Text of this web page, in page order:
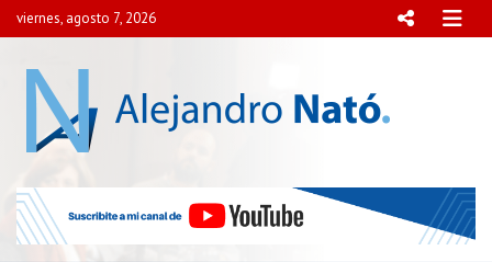
Skip
to
viernes, agosto 7, 2026
Alejandro Nató
la Democracia y la Paz Social.